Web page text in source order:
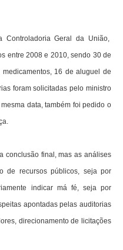
Controladoria Geral da União,
entre 2008 e 2010, sendo 30 de
16 de aluguel de
foram solicitadas pelo ministro
data, também foi pedido o
conclusão final, mas as análises
de recursos públicos, seja por
indicar má fé, seja por
apontadas pelas auditorias
direcionamento de licitações